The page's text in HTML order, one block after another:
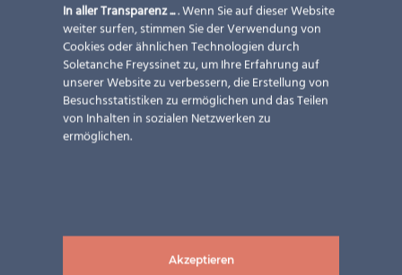
In aller Transparenz .... Wenn Sie auf dieser Website
weiter surfen, stimmen Sie der Verwendung von
Cookies oder ähnlichen Technologien durch
Soletanche Freyssinet zu, um Ihre Erfahrung auf
unserer Website zu verbessern, die Erstellung von
Besuchsstatistiken zu ermöglichen und das Teilen
von Inhalten in sozialen Netzwerken zu
ermöglichen.
Akzeptieren